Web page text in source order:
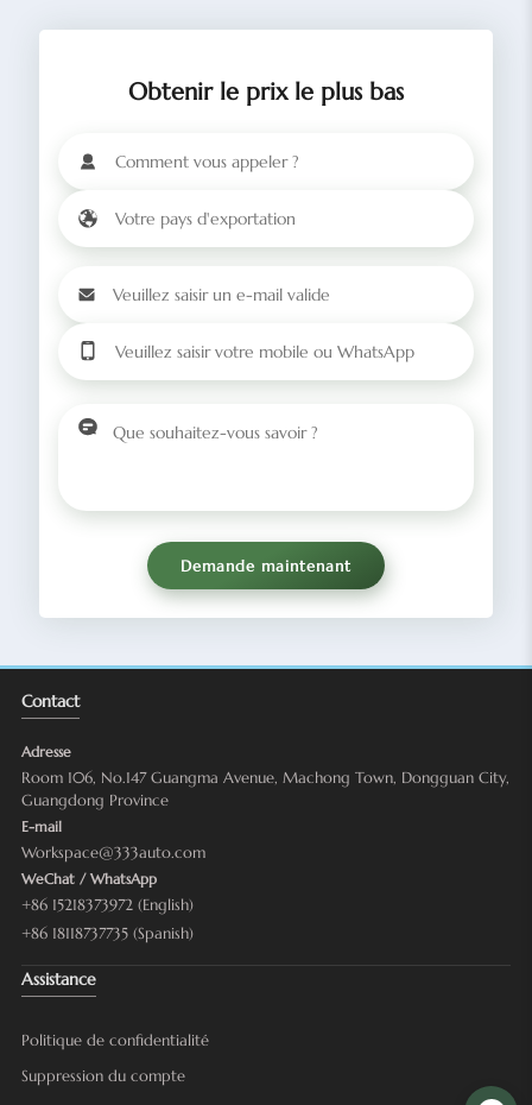
Obtenir le prix le plus bas
Demande maintenant
Contact
Adresse
Room 106, No.147 Guangma Avenue, Machong Town, Dongguan City,
Guangdong Province
E-mail
Workspace@333auto.com
WeChat / WhatsApp
+86 15218373972 (English)
+86 18118737735 (Spanish)
Assistance
Politique de confidentialité
Suppression du compte